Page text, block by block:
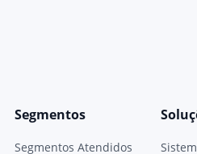
Segmentos
Segmentos Atendidos